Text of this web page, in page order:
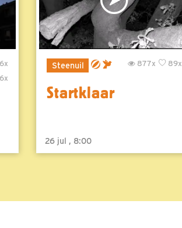
Steenuil 89x
877x
Startklaar
26 jul , 8:00